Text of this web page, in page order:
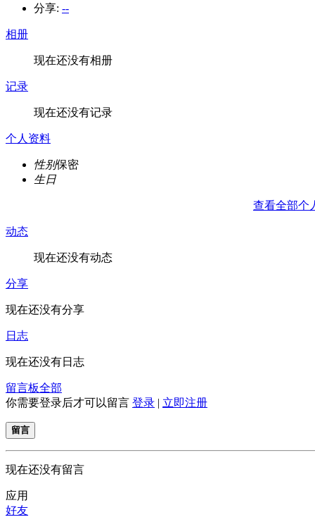
分享: --
相册
现在还没有相册
记录
现在还没有记录
个人资料
性别保密
生日
查看全部个
动态
现在还没有动态
分享
现在还没有分享
日志
现在还没有日志
留言板全部
你需要登录后才可以留言 登录 | 立即注册
留言
现在还没有留言
应用
好友